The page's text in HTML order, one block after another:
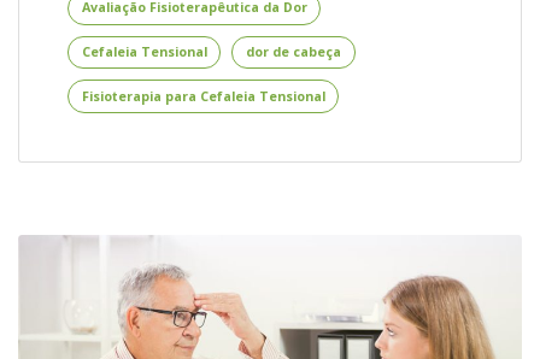
Física
Avaliação Fisioterapêutica da Dor
Cefaleia Tensional dor de cabeça
Fisioterapia para Cefaleia Tensional